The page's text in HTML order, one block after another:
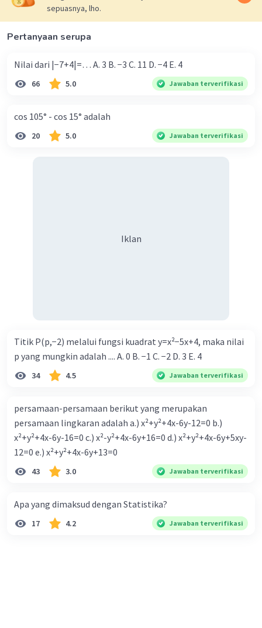
sepuasnya, lho.
Pertanyaan serupa
Nilai dari |−7+4|=… A. 3 B. −3 C. 11 D. −4 E. 4
66 5.0 Jawaban terverifikasi
cos 105° - cos 15° adalah
20 5.0 Jawaban terverifikasi
Iklan
Titik P(p,−2) melalui fungsi kuadrat y=x²−5x+4, maka nilai
p yang mungkin adalah .... A. 0 B. −1 C. −2 D. 3 E. 4
34 4.5 Jawaban terverifikasi
persamaan-persamaan berikut yang merupakan
persamaan lingkaran adalah a.) x²+y²+4x-6y-12=0 b.)
x²+y²+4x-6y-16=0 c.) x²-y²+4x-6y+16=0 d.) x²+y²+4x-6y+5xy-
12=0 e.) x²+y²+4x-6y+13=0
43 3.0 Jawaban terverifikasi
Apa yang dimaksud dengan Statistika?
17 4.2 Jawaban terverifikasi